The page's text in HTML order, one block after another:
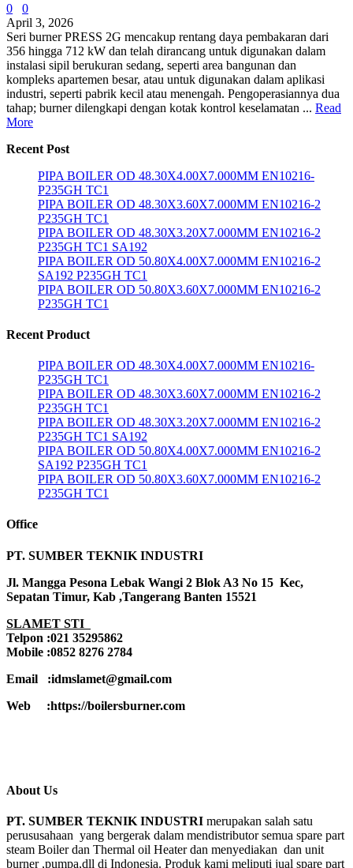
0
0
April 3, 2026
Seri burner PRESS 2G mencakup rentang daya pembakaran dari
356 hingga 712 kW dan telah dirancang untuk digunakan dalam
instalasi sipil berukuran sedang, seperti area bangunan dan
kompleks apartemen besar, atau untuk digunakan dalam aplikasi
industri, seperti pabrik kecil atau menengah. Pengoperasiannya dua
tahap; burner dilengkapi dengan kotak kontrol keselamatan ... Read
More
Recent Post
PIPA BOILER OD 48.30X4.00X7.000MM EN10216-
P235GH TC1
PIPA BOILER OD 48.30X3.60X7.000MM EN10216-2
P235GH TC1
PIPA BOILER OD 48.30X3.20X7.000MM EN10216-2
P235GH TC1 SA192
PIPA BOILER OD 50.80X4.00X7.000MM EN10216-2
SA192 P235GH TC1
PIPA BOILER OD 50.80X3.60X7.000MM EN10216-2
P235GH TC1
Recent Product
PIPA BOILER OD 48.30X4.00X7.000MM EN10216-
P235GH TC1
PIPA BOILER OD 48.30X3.60X7.000MM EN10216-2
P235GH TC1
PIPA BOILER OD 48.30X3.20X7.000MM EN10216-2
P235GH TC1 SA192
PIPA BOILER OD 50.80X4.00X7.000MM EN10216-2
SA192 P235GH TC1
PIPA BOILER OD 50.80X3.60X7.000MM EN10216-2
P235GH TC1
Office
PT. SUMBER TEKNIK INDUSTRI
Jl. Mangga Pesona Lebak Wangi 2 Blok A3 No 15 Kec,
Sepatan Timur, Kab ,Tangerang Banten 15521
SLAMET STI
Telpon :021 35295862
Mobile :0852 8276 2784
Email :idmslamet@gmail.com
Web :https://boilersburner.com
About Us
PT. SUMBER TEKNIK INDUSTRI merupakan salah satu
perususahaan yang bergerak dalam mendistributor semua spare part
steam Boiler dan Thermal oil Heater dan menyediakan dan unit
burner ,pumpa,dll di Indonesia. Produk kami meliputi jual spare part